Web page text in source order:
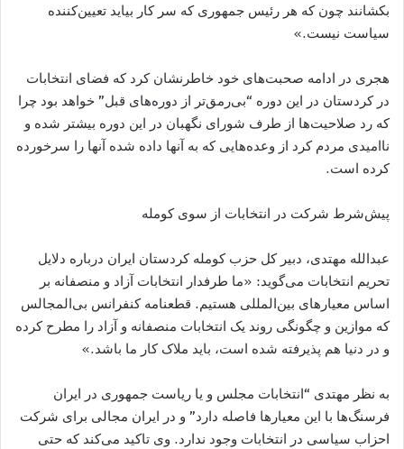
بکشانند چون که هر رئیس جمهوری که سر کار بیاید تعیین‌کننده
سیاست نیست.»
هجری در ادامه صحبت‌های خود خاطرنشان کرد که فضای انتخابات
در کردستان در این دوره “بی‌​رمق‌​تر از دوره‌های قبل” خواهد بود چرا
که رد صلاحیت‌ها از طرف شورای نگهبان در این دوره بیشتر شده و
ناامیدی مردم کرد از وعده‌هایی که به آنها داده شده آنها را سرخورده
کرده است.
پیش‌شرط شرکت در انتخابات از سوی کومله
عبدالله مهتدی، دبیر کل حزب کومله کردستان ایران درباره دلایل
تحریم انتخابات می‌گوید: «ما طرفدار انتخابات آزاد و منصفانه بر
اساس معیارهای بین‌المللی هستیم. قطعنامه کنفرانس بی‌​المجالس
که موازین و چگونگی روند یک انتخابات منصفانه و آزاد را مطرح کرده
و در دنیا هم پذیرفته شده است، باید ملاک کار ما باشد.»
به نظر مهتدی “انتخابات مجلس و یا ریاست جمهوری در ایران
فرسنگ‌ها با این معیارها فاصله دارد” و در ایران مجالی برای شرکت
احزاب سیاسی در انتخابات وجود ندارد. وی تاکید می‌​کند که حتی